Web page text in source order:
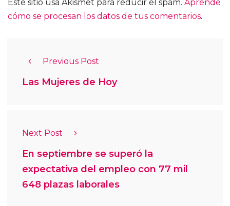
Este sitio usa Akismet para reducir el spam. Aprende
cómo se procesan los datos de tus comentarios.
Previous Post
Las Mujeres de Hoy
Next Post
En septiembre se superó la
expectativa del empleo con 77 mil
648 plazas laborales